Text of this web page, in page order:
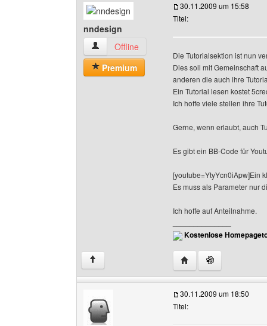
nndesign
nndesign Benutzer-Profile anzeigen
Offline
Premium
30.11.2009 um 15:58
Titel:
Die Tutorialsektion ist nun
Dies soll mit Gemeinschaft
anderen die auch ihre
Ein Tutorial lesen kostet
Ich hoffe viele stellen ihre
Gerne, wenn erlaubt, auch
Es gibt ein BB-Code für
[youtube=YtyYcn0iApw]Ein
Es muss als Parameter nur
Ich hoffe auf Anteilnahme.
Kostenlose
↑ Website dieses
30.11.2009 um 18:50
Titel: